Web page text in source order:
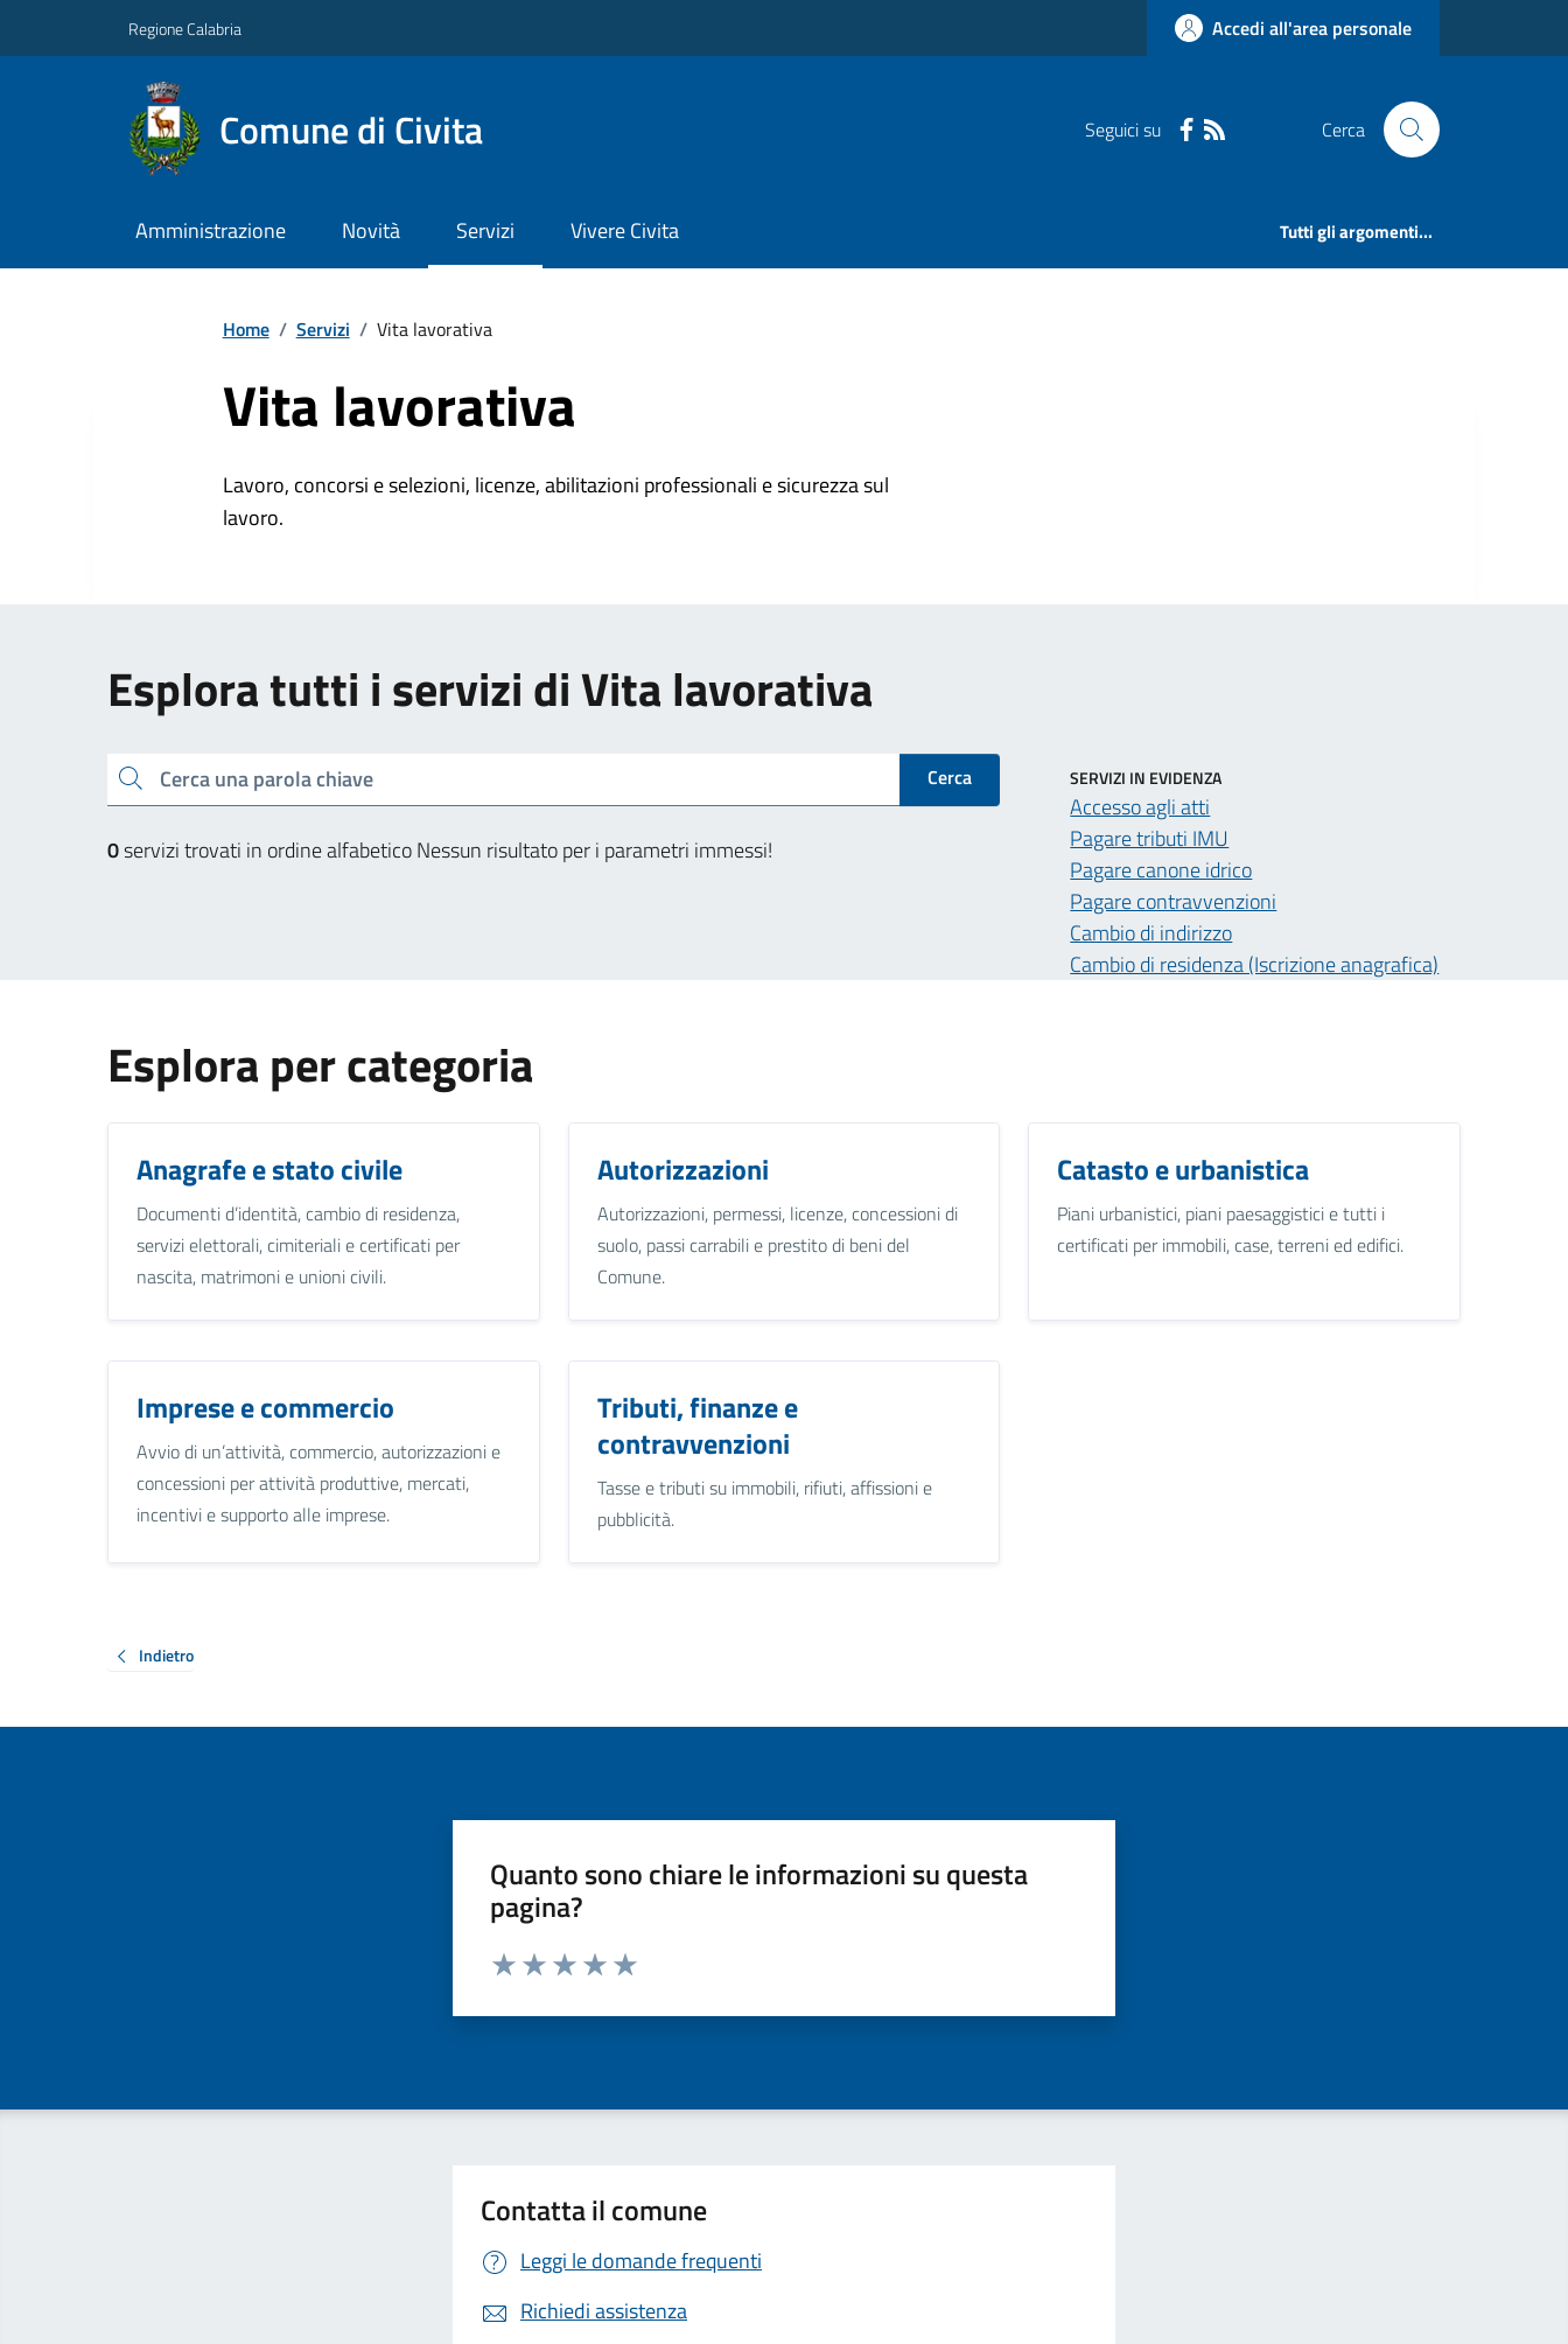
Regione Calabria Accedi all'area personale
Comune di Civita Seguici su Cerca
Amministrazione Novità Servizi Vivere Civita Tutti gli argomenti...
Home / Servizi / Vita lavorativa
Vita lavorativa
Lavoro, concorsi e selezioni, licenze, abilitazioni professionali e sicurezza sul
lavoro.
Esplora tutti i servizi di Vita lavorativa
Cerca una parola chiave Cerca
0servizi trovati in ordine alfabeticoNessun risultato per i parametri immessi!
SERVIZI IN EVIDENZA
Accesso agli atti
Pagare tributi IMU
Pagare canone idrico
Pagare contravvenzioni
Cambio di indirizzo
Cambio di residenza (Iscrizione anagrafica)
Esplora per categoria
Anagrafe e stato civile
Documenti d’identità, cambio di residenza,
servizi elettorali, cimiteriali e certificati per
nascita, matrimoni e unioni civili.
Autorizzazioni
Autorizzazioni, permessi, licenze, concessioni di
suolo, passi carrabili e prestito di beni del
Comune.
Catasto e urbanistica
Piani urbanistici, piani paesaggistici e tutti i
certificati per immobili, case, terreni ed edifici.
Imprese e commercio
Avvio di un’attività, commercio, autorizzazioni e
concessioni per attività produttive, mercati,
incentivi e supporto alle imprese.
Tributi, finanze e
contravvenzioni
Tasse e tributi su immobili, rifiuti, affissioni e
pubblicità.
Indietro
Quanto sono chiare le informazioni su questa
pagina?
Valuta da 1 a 5 stelle la pagina
Contatta il comune
Leggi le domande frequenti
Richiedi assistenza